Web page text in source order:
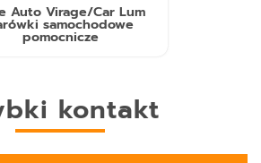
Auto Virage/Car Lum
samochodowe
pomocnicze
kontakt